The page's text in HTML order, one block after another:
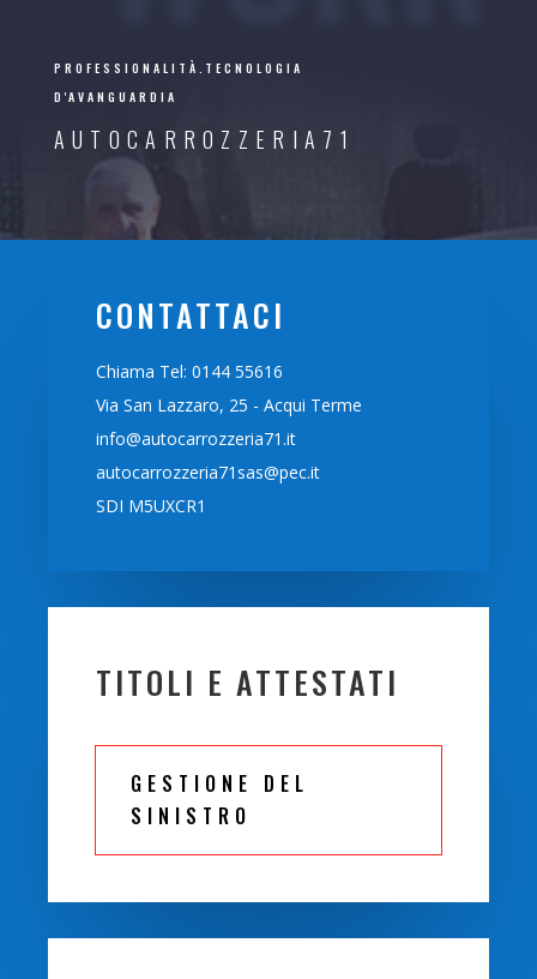
PROFESSIONALITÀ.TECNOLOGIA
D'AVANGUARDIA
AUTOCARROZZERIA71
CONTATTACI
Chiama Tel: 0144 55616
Via San Lazzaro, 25 - Acqui Terme
info@autocarrozzeria71.it
autocarrozzeria71sas@pec.it
SDI M5UXCR1
TITOLI E ATTESTATI
GESTIONE DEL
SINISTRO